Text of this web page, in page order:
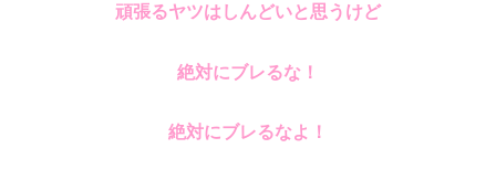
頑張るヤツはしんどいと思うけど
絶対にブレるな！
絶対にブレるなよ！